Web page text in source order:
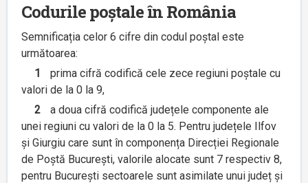
Codurile poștale în România
Semnificația celor 6 cifre din codul poștal este
următoarea:
1
prima cifră codifică cele zece regiuni poștale cu
valori de la 0 la 9,
2
a doua cifră codifică județele componente ale
unei regiuni cu valori de la 0 la 5. Pentru județele Ilfov
și Giurgiu care sunt în componența Direcției Regionale
de Poștă București, valorile alocate sunt 7 respectiv 8,
pentru București sectoarele sunt asimilate unui județ și